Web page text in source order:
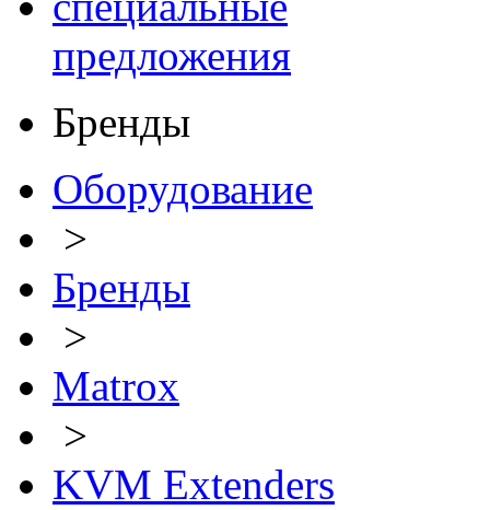
предложения
Бренды
Оборудование
>
Бренды
>
Matrox
>
KVM Extenders